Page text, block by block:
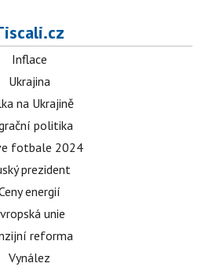
Inflace
Ukrajina
na Ukrajině
politika
fotbale 2024
prezident
energií
unie
reforma
Vynález